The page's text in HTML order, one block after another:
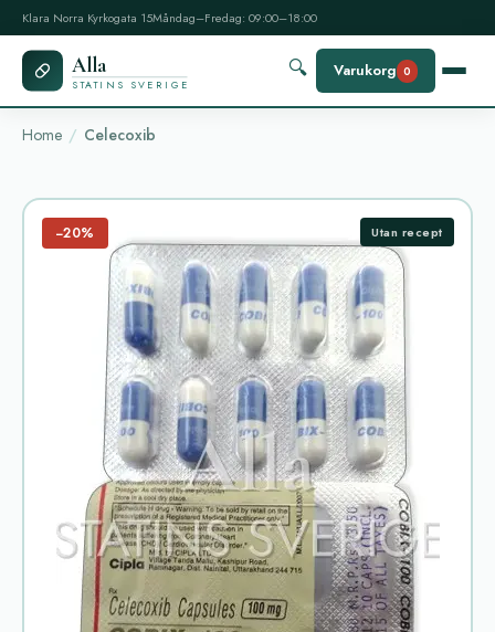
Klara Norra Kyrkogata 15Måndag–Fredag: 09:00–18:00
Alla
STATINS SVERIGE
🔍 Varukorg 0
Home Celecoxib
−20% Utan recept